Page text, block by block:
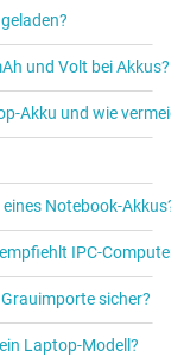
und Volt bei Akkus?
und wie
Notebook-
IPC-
sicher?
Laptop-Modell?